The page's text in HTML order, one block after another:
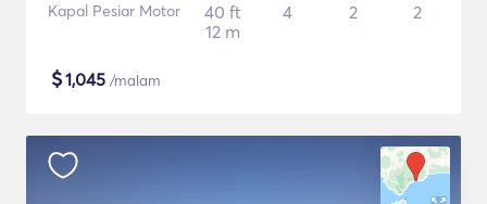
Kapal Pesiar Motor
40 ft
12 m
4 2 2
$1,045 /malam